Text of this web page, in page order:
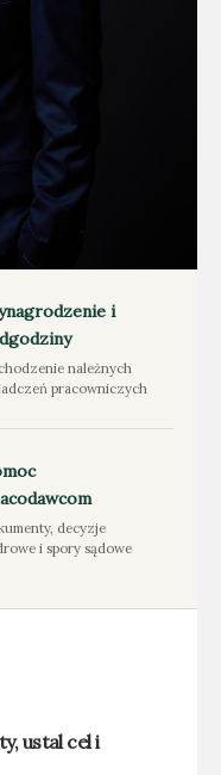
i
należnych
pracowniczych
decyzje
i spory sądowe
ustal cel i